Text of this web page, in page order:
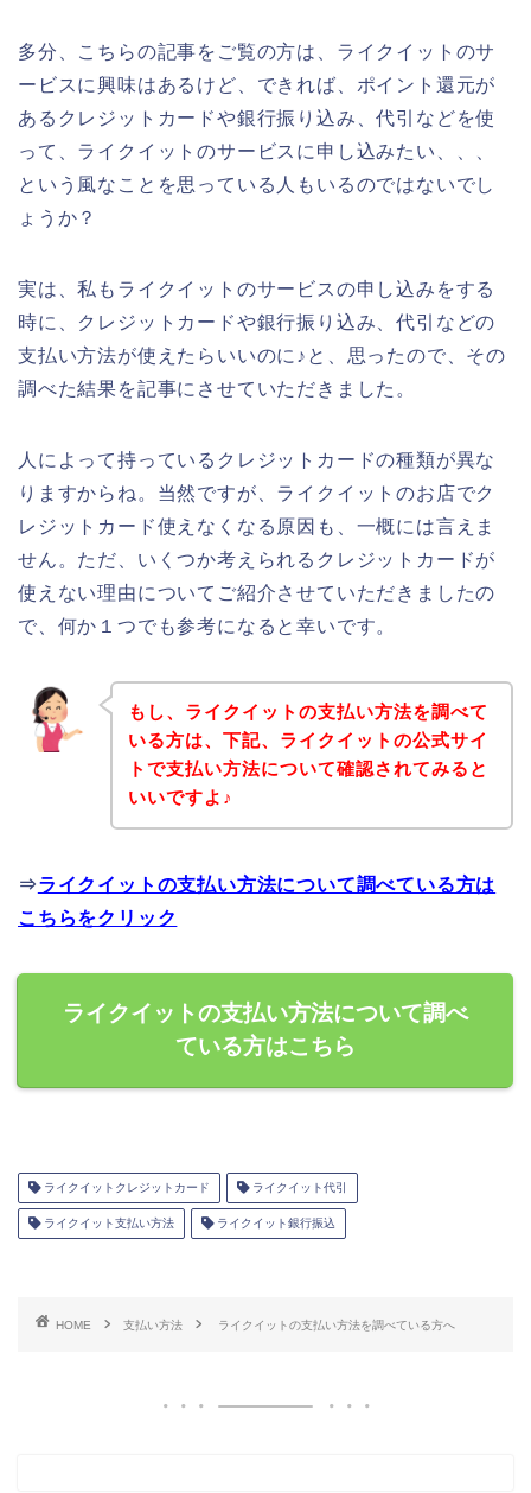
多分、こちらの記事をご覧の方は、ライクイットのサ
ービスに興味はあるけど、できれば、ポイント還元が
あるクレジットカードや銀行振り込み、代引などを使
って、ライクイットのサービスに申し込みたい、、、
という風なことを思っている人もいるのではないでし
ょうか？
実は、私もライクイットのサービスの申し込みをする
時に、クレジットカードや銀行振り込み、代引などの
支払い方法が使えたらいいのに♪と、思ったので、その
調べた結果を記事にさせていただきました。
人によって持っているクレジットカードの種類が異な
りますからね。当然ですが、ライクイットのお店でク
レジットカード使えなくなる原因も、一概には言えま
せん。ただ、いくつか考えられるクレジットカードが
使えない理由についてご紹介させていただきましたの
で、何か１つでも参考になると幸いです。
もし、ライクイットの支払い方法を調べて
いる方は、下記、ライクイットの公式サイ
トで支払い方法について確認されてみると
いいですよ♪
⇒ライクイットの支払い方法について調べている方は
こちらをクリック
ライクイットの支払い方法について調べ
ている方はこちら
ライクイットクレジットカード ライクイット代引
ライクイット支払い方法 ライクイット銀行振込
HOME 支払い方法 ライクイットの支払い方法を調べている方へ